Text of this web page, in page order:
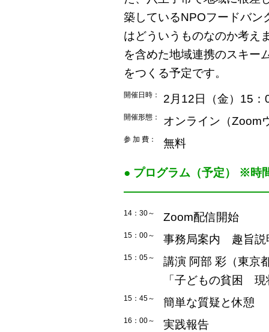
築しているNPOフードバン
はどういうものなのか考え
を含めた地域連携のスキー
をつくる予定です。
開催日時： 2月12日（金）15
開催形態： オンライン（Zoom
参 加 費： 無料
● プログラム（予定） ※時
14：30～ Zoom配信開始
15：00～ 事務局案内 趣旨説
15：05～
講演 阿部 彩（東京
「子どもの貧困
15：45～ 簡単な質疑と休憩
16：00～
実践報告